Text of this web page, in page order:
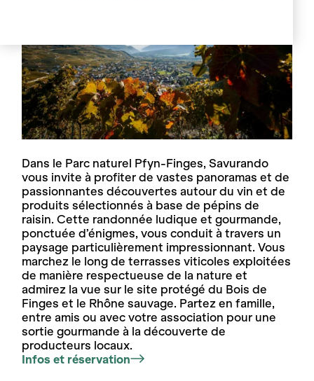
Dans le Parc naturel Pfyn-Finges, Savurando
vous invite à profiter de vastes panoramas et de
passionnantes découvertes autour du vin et de
produits sélectionnés à base de pépins de
raisin. Cette randonnée ludique et gourmande,
ponctuée d’énigmes, vous conduit à travers un
paysage particulièrement impressionnant. Vous
marchez le long de terrasses viticoles exploitées
de manière respectueuse de la nature et
admirez la vue sur le site protégé du Bois de
Finges et le Rhône sauvage. Partez en famille,
entre amis ou avec votre association pour une
sortie gourmande à la découverte de
producteurs locaux.
Infos et réservation